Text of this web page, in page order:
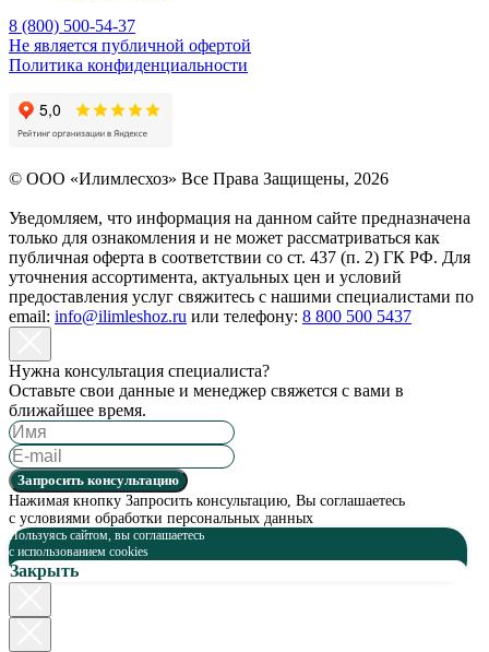
8 (800) 500-54-37
Не является публичной офертой
Политика конфиденциальности
© OOO «Илимлесхоз» Все Права Защищены, 2026
Уведомляем, что информация на данном сайте предназначена
только для ознакомления и не может рассматриваться как
публичная оферта в соответствии со ст. 437 (п. 2) ГК РФ. Для
уточнения ассортимента, актуальных цен и условий
предоставления услуг свяжитесь с нашими специалистами по
email: info@ilimleshoz.ru или телефону: 8 800 500 5437
Нужна консультация специалиста?
Оставьте свои данные и менеджер свяжется с вами в
ближайшее время.
Запросить консультацию
Нажимая кнопку Запросить консультацию, Вы соглашаетесь
с условиями обработки персональных данных
Пользуясь сайтом, вы соглашаетесь
c использованием cookies
Закрыть